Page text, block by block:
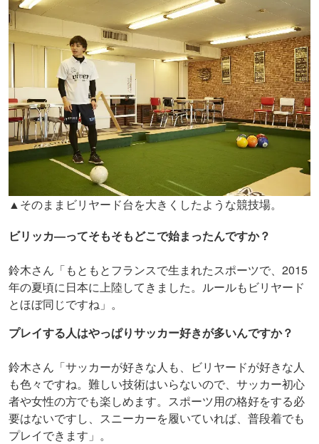
▲そのままビリヤード台を大きくしたような競技場。
ビリッカ―ってそもそもどこで始まったんですか？
鈴木さん「もともとフランスで生まれたスポーツで、2015
年の夏頃に日本に上陸してきました。ルールもビリヤード
とほぼ同じですね」。
プレイする人はやっぱりサッカー好きが多いんですか？
鈴木さん「サッカーが好きな人も、ビリヤードが好きな人
も色々ですね。難しい技術はいらないので、サッカー初心
者や女性の方でも楽しめます。スポーツ用の格好をする必
要はないですし、スニーカーを履いていれば、普段着でも
プレイできます」。